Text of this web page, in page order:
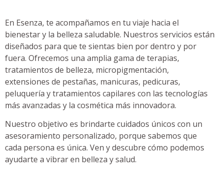
En Esenza, te acompañamos en tu viaje hacia el
bienestar y la belleza saludable. Nuestros servicios están
diseñados para que te sientas bien por dentro y por
fuera. Ofrecemos una amplia gama de terapias,
tratamientos de belleza, micropigmentación,
extensiones de pestañas, manicuras, pedicuras,
peluquería y tratamientos capilares con las tecnologías
más avanzadas y la cosmética más innovadora.
Nuestro objetivo es brindarte cuidados únicos con un
asesoramiento personalizado, porque sabemos que
cada persona es única. Ven y descubre cómo podemos
ayudarte a vibrar en belleza y salud.